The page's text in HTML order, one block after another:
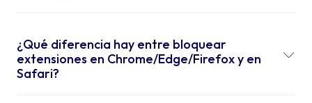
¿Qué diferencia hay entre bloquear
extensiones en Chrome/Edge/Firefox y en
Safari?